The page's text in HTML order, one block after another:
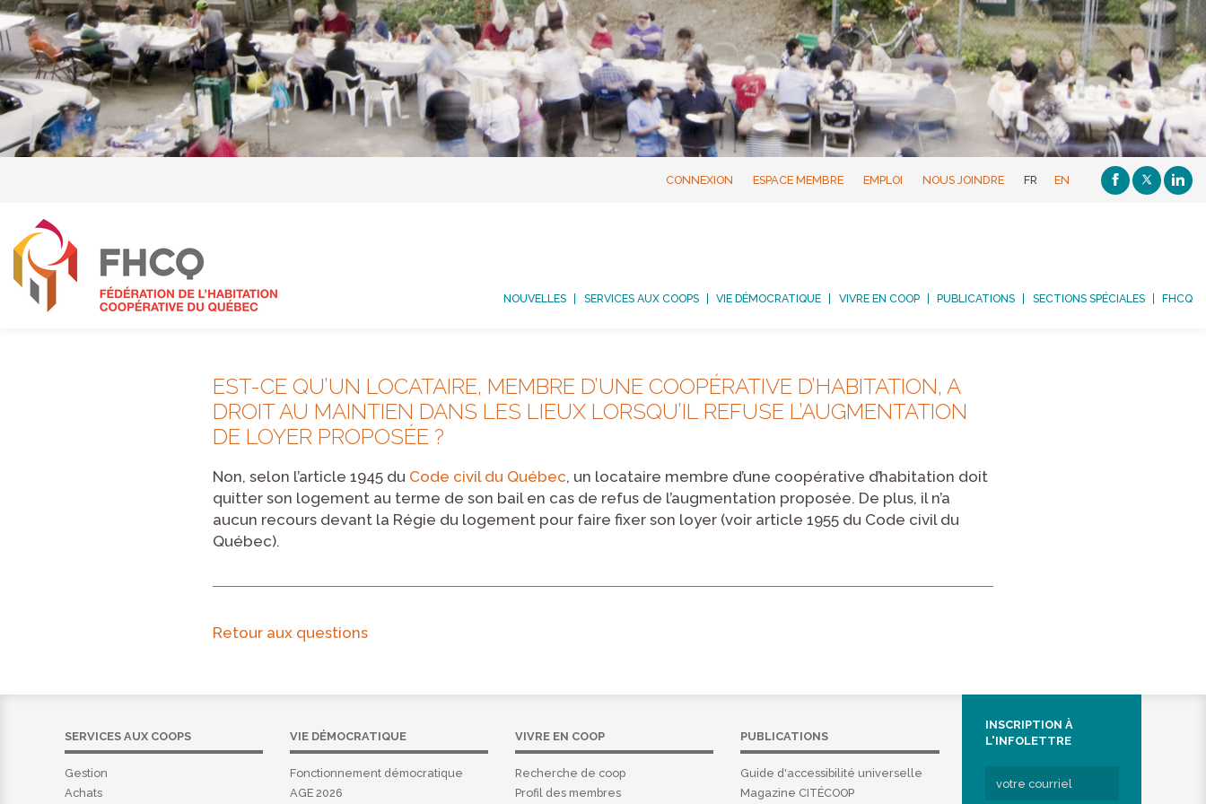
CONNEXION ESPACE MEMBRE EMPLOI NOUS JOINDRE FR EN
NOUVELLES SERVICES AUX COOPS VIE DÉMOCRATIQUE VIVRE EN COOP PUBLICATIONS SECTIONS SPÉCIALES FHCQ
EST-CE QU’UN LOCATAIRE, MEMBRE D’UNE COOPÉRATIVE D’HABITATION, A
DROIT AU MAINTIEN DANS LES LIEUX LORSQU’IL REFUSE L’AUGMENTATION
DE LOYER PROPOSÉE ?
Non, selon l’article 1945 du Code civil du Québec, un locataire membre d’une coopérative d’habitation doit
quitter son logement au terme de son bail en cas de refus de l’augmentation proposée. De plus, il n’a
aucun recours devant la Régie du logement pour faire fixer son loyer (voir article 1955 du Code civil du
Québec).
Retour aux questions
SERVICES AUX COOPS
Gestion
Achats
VIE DÉMOCRATIQUE
Fonctionnement démocratique
AGE 2026
VIVRE EN COOP
Recherche de coop
Profil des membres
PUBLICATIONS
Guide d'accessibilité universelle
Magazine CITÉCOOP
INSCRIPTION À
L'INFOLETTRE